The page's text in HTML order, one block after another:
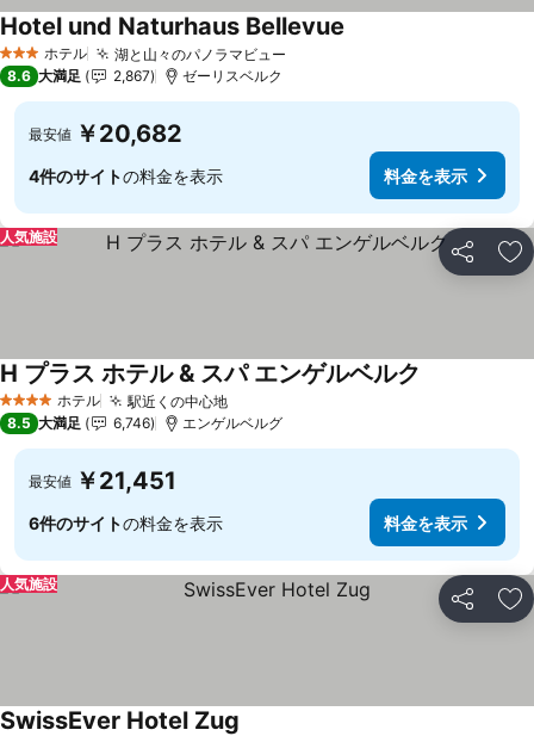
3 ホテルのランク
ホテル 湖と山々のパノラマビュー
Hotel und Naturhaus Bellevue
8.6 大満足 2,867 ゼーリスベルク
最安値 ￥20,682
4件のサイトの料金を表示 料金を表示
シェア お
人気施設
4 ホテルのランク
ホテル 駅近くの中心地料金を表示
H プラス ホテル & スパ エンゲルベルク
8.5 大満足 6,746 エンゲルベルグ
最安値 ￥21,451
6件のサイトの料金を表示 料金を表示
シェア お
人気施設
SwissEver Hotel Zug